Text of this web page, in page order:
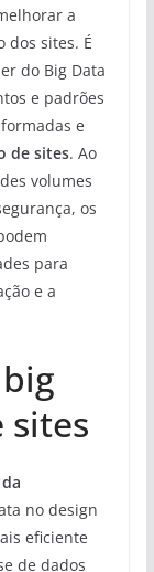
a
dos sites. É
do Big Data
e padrões
e
de sites. Ao
volumes
os
para
e a
sites
no design
eficiente
de dados